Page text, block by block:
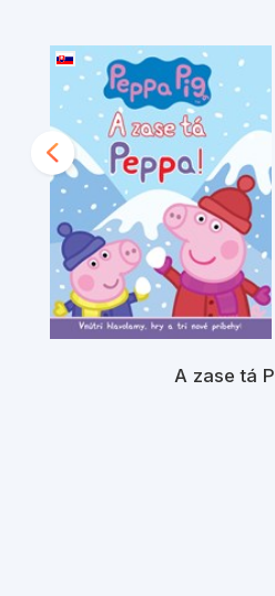
A zase tá